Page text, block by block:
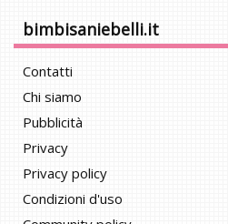
bimbisaniebelli.it
Contatti
Chi siamo
Pubblicità
Privacy
Privacy policy
Condizioni d'uso